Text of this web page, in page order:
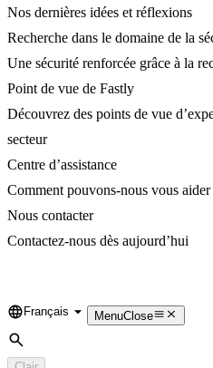
Nos dernières idées et réflexions
Recherche dans le domaine de la
Une sécurité renforcée grâce à la
Point de vue de Fastly
Découvrez des points de vue
secteur
Centre d’assistance
Comment pouvons-nous vous aider
Nous contacter
Contactez-nous dès aujourd’hui
Language
Français MenuClose
Rechercher